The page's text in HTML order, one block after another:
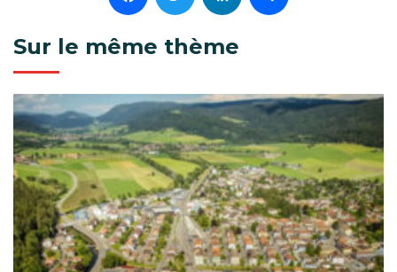
Sur le même thème